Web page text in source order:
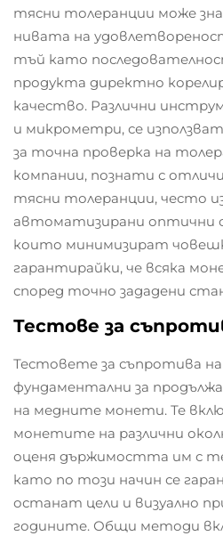
тясни толеранции може
нивата на
тъй като
продукта директно
качество. Различни
и микрометри, се
за точна проверка на
компании, познати с
тясни толеранции, често
автоматизирани оптични
които минимизират
гарантирайки, че всяка
според точно зададени
Тестове за
Тестовете за съпротива
фундаментални за
на медните монети. Те
монетите на различни
оценя държимостта им с
като по този начин се
останат цели и визуално
годините. Общи методи